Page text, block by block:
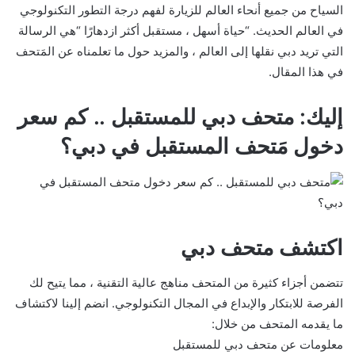
السياح من جميع أنحاء العالم للزيارة لفهم درجة التطور التكنولوجي
في العالم الحديث. “حياة أسهل ، مستقبل أكثر ازدهارًا “هي الرسالة
التي تريد دبي نقلها إلى العالم ، والمزيد حول ما تعلمناه عن المَتحف
في هذا المقال.
إليك: متحف دبي للمستقبل .. كم سعر
دخول مَتحف المستقبل في دبي؟
اكتشف متحف دبي
تتضمن أجزاء كثيرة من المتحف مناهج عالية التقنية ، مما يتيح لك
الفرصة للابتكار والإبداع في المجال التكنولوجي. انضم إلينا لاكتشاف
ما يقدمه المتحف من خلال:
معلومات عن متحف دبي للمستقبل